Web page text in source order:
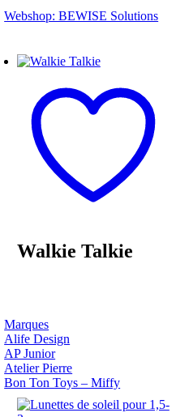
Walkie Talkie
Webshop: BEWISE Solutions
Marques
Alife Design
AP Junior
Atelier Pierre
Bon Ton Toys – Miffy